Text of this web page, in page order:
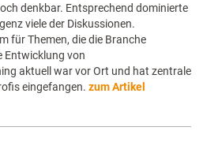
denkbar. Entsprechend dominierte
viele der Diskussionen.
für Themen, die die Branche
Entwicklung von
aktuell war vor Ort und hat zentrale
eingefangen. zum Artikel